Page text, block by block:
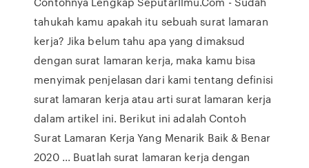
tahukah kamu apakah itu sebuah surat lamaran
kerja? Jika belum tahu apa yang dimaksud
dengan surat lamaran kerja, maka kamu bisa
menyimak penjelasan dari kami tentang definisi
surat lamaran kerja atau arti surat lamaran kerja
dalam artikel ini. Berikut ini adalah Contoh
Surat Lamaran Kerja Yang Menarik Baik & Benar
2020 ... Buatlah surat lamaran kerja dengan